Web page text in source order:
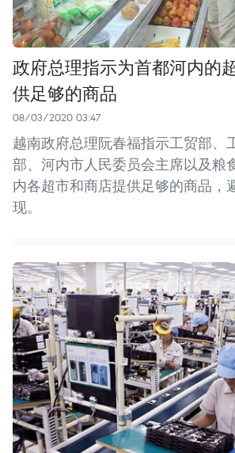
政府总理指示为首都河内的
供足够的商品
08/03/2020 03:47
越南政府总理阮春福指示工贸部、
部、河内市人民委员会主席以及粮
内各超市和商店提供足够的商品，
现。